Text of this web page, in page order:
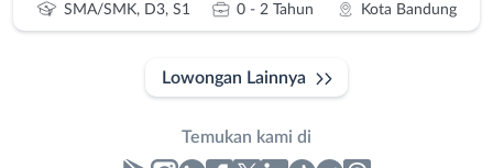
SMA/SMK, D3, S1 0 - 2 Tahun Kota Bandung
Lowongan Lainnya
Temukan kami di